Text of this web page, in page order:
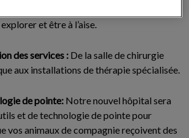
et être à l’aise.
des services : De la salle de chirurgie
aux installations de thérapie spécialisée.
de pointe: Notre nouvel hôpital sera
et de technologie de pointe pour
vos animaux de compagnie reçoivent des